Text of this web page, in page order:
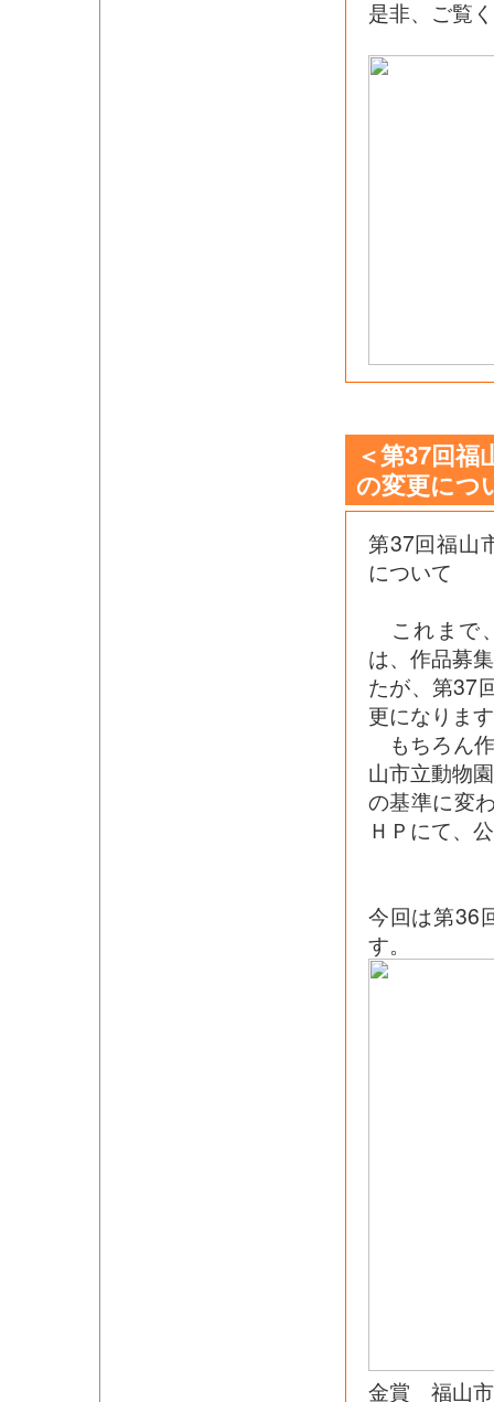
是非、ご覧
＜第37回
の変更につ
第37回福山
について
これまで
は、作品募
たが、第37
更になり
もちろん
山市立動物
の基準に変
ＨＰにて、
今回は第36
す。
金賞 福山